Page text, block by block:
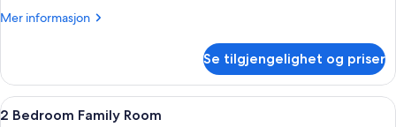
Mer informasjon
Mer
–
deluxe,
parkutsikt
Se tilgjengelighet og priser
Åpne
2 Bedroom Family Room |
7
2 Bedroom Family Room